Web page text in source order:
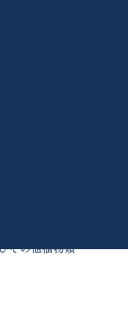
その他植物類